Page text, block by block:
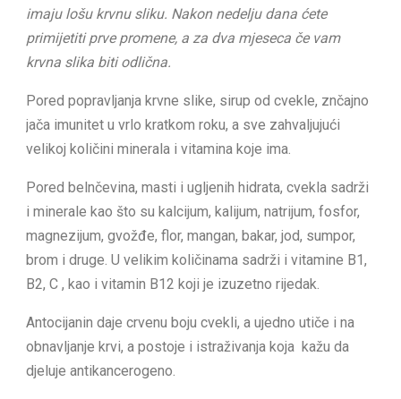
imaju lošu krvnu sliku. Nakon nedelju dana ćete
primijetiti prve promene, a za dva mjeseca če vam
krvna slika biti odlična.
Pored popravljanja krvne slike, sirup od cvekle, znčajno
jača imunitet u vrlo kratkom roku, a sve zahvaljujući
velikoj količini minerala i vitamina koje ima.
Pored belnčevina, masti i ugljenih hidrata, cvekla sadrži
i minerale kao što su kalcijum, kalijum, natrijum, fosfor,
magnezijum, gvožđe, flor, mangan, bakar, jod, sumpor,
brom i druge. U velikim količinama sadrži i vitamine B1,
B2, C , kao i vitamin B12 koji je izuzetno rijedak.
Antocijanin daje crvenu boju cvekli, a ujedno utiče i na
obnavljanje krvi, a postoje i istraživanja koja kažu da
djeluje antikancerogeno.